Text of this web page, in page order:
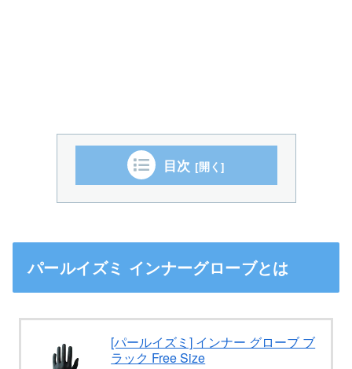
目次
パールイズミ インナーグローブとは
[パールイズミ] インナー グローブ ブ
ラック Free Size